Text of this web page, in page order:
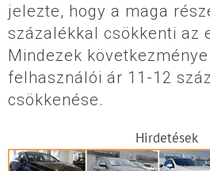
jelezte, hogy a maga
százalékkal csökkenti az
Mindezek
felhasználói ár 11-12
csökkenése.
Hirdetések